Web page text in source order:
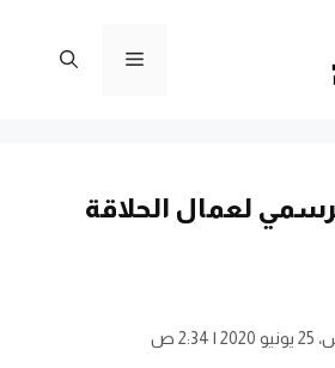
القائمة
لعمال الحلاقة
2:34 ص